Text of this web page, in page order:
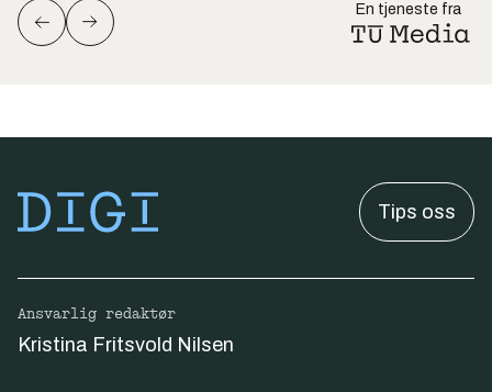
En tjeneste fra
Tips oss
Ansvarlig redaktør
Kristina Fritsvold Nilsen